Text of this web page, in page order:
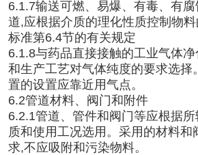
6.1.7输送可燃、易爆、有毒、有
道,应根据介质的理化性质控制物
标准第6.4节的有关规定
6.1.8与药品直接接触的工业气体
和生产工艺对气体纯度的要求选择
置的设置应靠近用气点。
6.2管道材料、阀门和附件
6.2.1管道、管件和阀门等应根据
质和使用工况选用。采用的材料和
求,不应吸附和污染物料。